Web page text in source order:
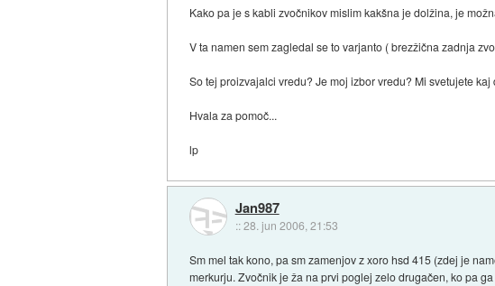
Kako pa je s kabli zvočnikov mislim kakšna je dolžina, je
V ta namen sem zagledal se to varjanto ( brezžična zadnja
So tej proizvajalci vredu? Je moj izbor vredu? Mi svetujete kaj
Hvala za pomoč...
lp
Jan987
::28. jun 2006, 21:53
Sm mel tak kono, pa sm zamenjov z xoro hsd 415 (zdej je
merkurju. Zvočnik je ža na prvi poglej zelo drugačen, ko pa